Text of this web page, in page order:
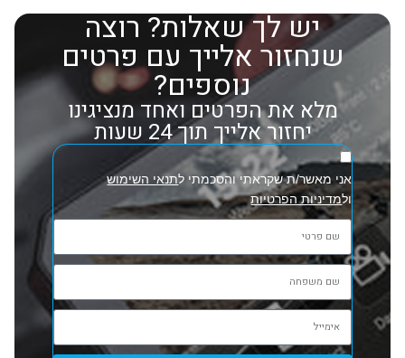
יש לך שאלות? רוצה
שנחזור אלייך עם פרטים
נוספים?
מלא את הפרטים ואחד מנציגינו
יחזור אלייך תוך 24 שעות
אני מאשר/ת שקראתי והסכמתי לתנאי השימוש
ולמדיניות הפרטיות